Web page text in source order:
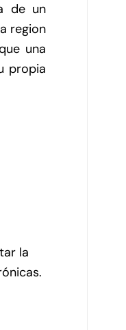
de un
region
una
propia
la